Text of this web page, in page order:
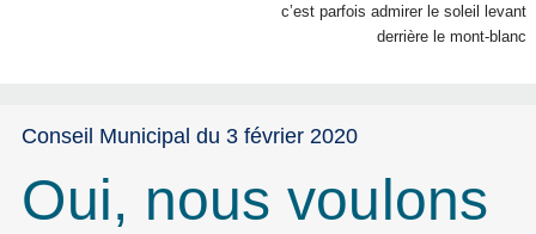
c’est parfois admirer le soleil levant
derrière le mont-blanc
Conseil Municipal du 3 février 2020
Oui, nous voulons